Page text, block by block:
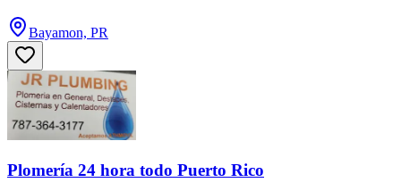
Bayamon, PR
Plomería 24 hora todo Puerto Rico